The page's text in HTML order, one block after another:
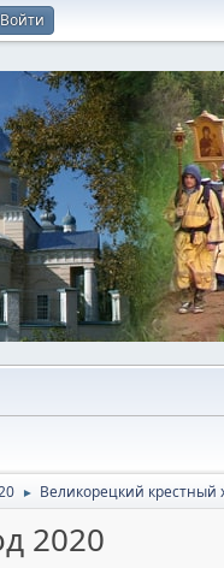
Войти
► Великорецкий крестный
2020